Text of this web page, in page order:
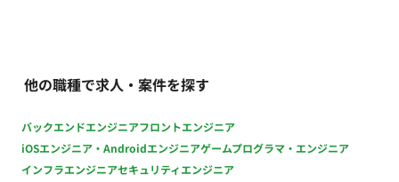
他の職種で求人・案件を探す
バックエンドエンジニアフロントエンジニア
iOSエンジニア・Androidエンジニアゲームプログラマ・エンジニア
インフラエンジニアセキュリティエンジニア